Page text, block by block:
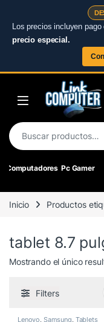
Los precios incluyen pago
precio especial.
Skip to navigation
Buscar por:
Computadores Pc Gamer
Inicio Productos
tablet 8.7
Mostrando el único
Filters
Lenovo Samsung Tablets